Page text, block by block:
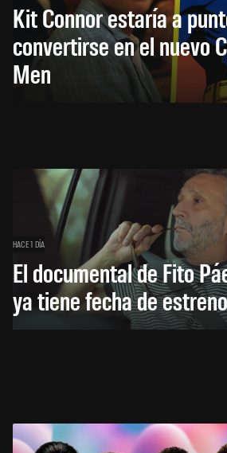
Kit Connor estaría a
convertirse en el nuevo
Men
HACE 1 DÍA
El documental de Fito
ya tiene fecha de